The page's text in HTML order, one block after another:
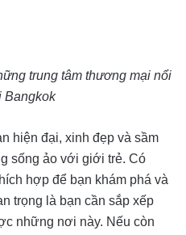
trung tâm thương mại nổi
Bangkok
hiện đại, xinh đẹp và sầm
sống ảo với giới trẻ. Có
hợp để bạn khám phá và
trọng là bạn cần sắp xếp
những nơi này. Nếu còn